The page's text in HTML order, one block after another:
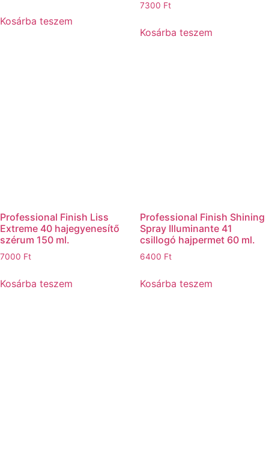
Kosárba teszem
7300 Ft
Kosárba teszem
Professional Finish Liss
Extreme 40 hajegyenesítő
szérum 150 ml.
7000 Ft
Kosárba teszem
Professional Finish Shining
Spray Illuminante 41
csillogó hajpermet 60 ml.
6400 Ft
Kosárba teszem